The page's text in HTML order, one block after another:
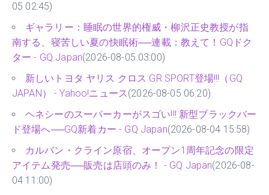
05 02:45)
ギャラリー：睡眠の世界的権威・柳沢正史教授が指
南する、寝苦しい夏の快眠術──連載：教えて！GQドク
ター - GQ Japan(2026-08-05 03:00)
新しいトヨタ ヤリス クロス GR SPORT登場!!!（GQ
JAPAN） - Yahoo!ニュース(2026-08-05 06:20)
ヘネシーのスーパーカーがスゴい!!! 新型ブラックバー
ド登場へ──GQ新着カー - GQ Japan(2026-08-04 15:58)
カルバン・クライン原宿、オープン1周年記念の限定
アイテム発売──販売は店頭のみ！ - GQ Japan(2026-08-
04 11:00)